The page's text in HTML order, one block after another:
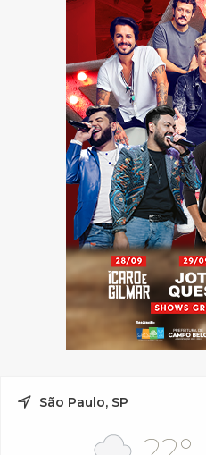
São Paulo, SP